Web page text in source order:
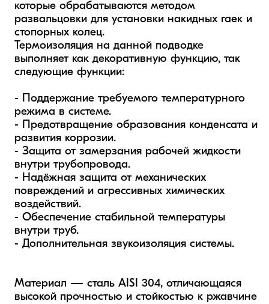
которые обрабатываются методом
развальцовки для установки накидных гаек и
стопорных колец.
Термоизоляция на данной подводке
выполняет как декоративную функцию, так
следующие функции:
- Поддержание требуемого температурного
режима в системе.
- Предотвращение образования конденсата и
развития коррозии.
- Защита от замерзания рабочей жидкости
внутри трубопровода.
- Надёжная защита от механических
повреждений и агрессивных химических
воздействий.
- Обеспечение стабильной температуры
внутри труб.
- Дополнительная звукоизоляция системы.
Материал — сталь AISI 304, отличающаяся
высокой прочностью и стойкостью к ржавчине